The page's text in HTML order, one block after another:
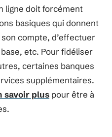
ligne doit forcément
basiques qui donnent
compte, d’effectuer
etc. Pour fidéliser
certaines banques
supplémentaires.
savoir plus pour être à